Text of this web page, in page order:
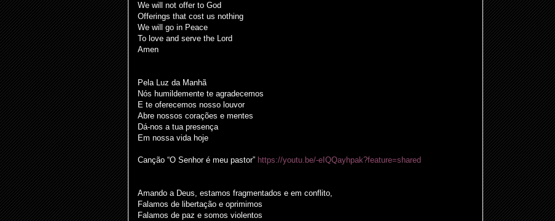
We will not offer to God
Offerings that cost us nothing
We will go in Peace
To love and serve the Lord
Amen
Pela Luz da Manhã
Nós humildemente te agradecemos
E te oferecemos nosso louvor
Abre nossos corações e mentes
Dá-nos a tua presença
Em nossa vida hoje
Canção “O Senhor é meu pastor” https://youtu.be/-eIQQayhpak?feature=shared
Amando a Deus, estamos fragmentados e em conflito,
Falamos de libertação e oprimimos
Falamos de paz e somos violentos